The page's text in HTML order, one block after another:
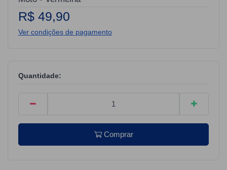
R$ 49,90
Ver condições de pagamento
Quantidade:
Comprar